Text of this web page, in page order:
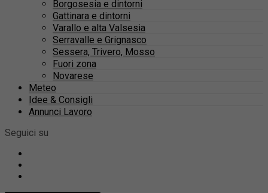
Borgosesia e dintorni
Gattinara e dintorni
Varallo e alta Valsesia
Serravalle e Grignasco
Sessera, Trivero, Mosso
Fuori zona
Novarese
Meteo
Idee & Consigli
Annunci Lavoro
Seguici su